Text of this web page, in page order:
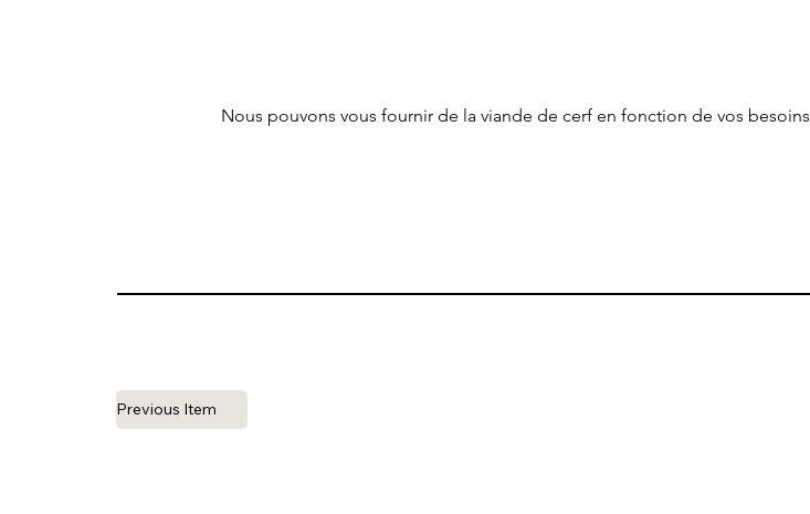
Nous pouvons vous fournir de la viande de cerf en fonction de vos besoins
Previous Item